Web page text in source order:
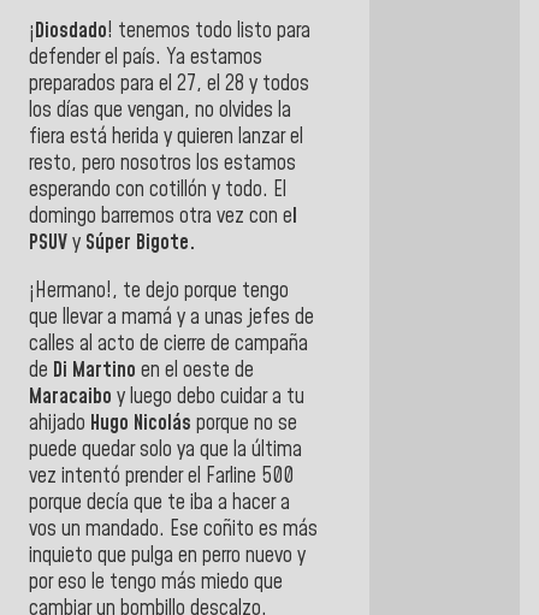
¡Diosdado! tenemos todo listo para
defender el país. Ya estamos
preparados para el 27, el 28 y todos
los días que vengan, no olvides la
fiera está herida y quieren lanzar el
resto, pero nosotros los estamos
esperando con cotillón y todo. El
domingo barremos otra vez con el
PSUVy Súper Bigote.
¡Hermano!, te dejo porque tengo
que llevar a mamá y a unas jefes de
calles al acto de cierre de campaña
de Di Martino en el oeste de
Maracaibo y luego debo cuidar a tu
ahijado Hugo Nicolás porque no se
puede quedar solo ya que la última
vez intentó prender el Farline 500
porque decía que te iba a hacer a
vos un mandado. Ese coñito es más
inquieto que pulga en perro nuevo y
por eso le tengo más miedo que
cambiar un bombillo descalzo.